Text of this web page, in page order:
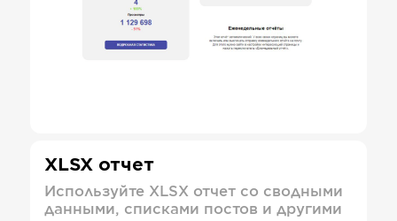
XLSX отчет
Используйте XLSX отчет со сводными
данными, списками постов и другими